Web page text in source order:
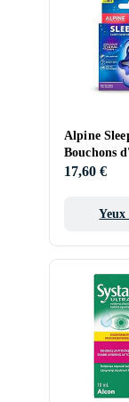
Alpine
Bouchons
17,60 €